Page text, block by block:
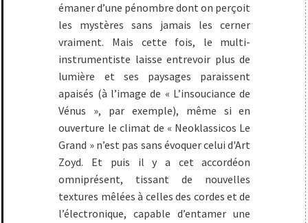
émaner d’une pénombre dont on perçoit
les mystères sans jamais les cerner
vraiment. Mais cette fois, le multi-
instrumentiste laisse entrevoir plus de
lumière et ses paysages paraissent
apaisés (à l’image de « L’insouciance de
Vénus », par exemple), même si en
ouverture le climat de « Neoklassicos Le
Grand » n’est pas sans évoquer celui d'Art
Zoyd. Et puis il y a cet accordéon
omniprésent, tissant de nouvelles
textures mêlées à celles des cordes et de
l’électronique, capable d’entamer une